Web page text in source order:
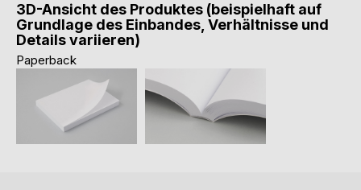
3D-Ansicht des Produktes (beispielhaft auf
Grundlage des Einbandes, Verhältnisse und
Details variieren)
Paperback